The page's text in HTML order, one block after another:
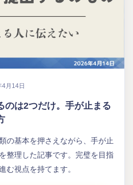
4月14日
のは2つだけ。手が止まる
の基本を押さえながら、手が止
整理した記事です。完璧を目指
む視点を持てます。